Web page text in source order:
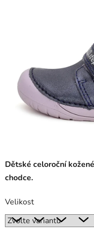
Dětské celoroční
chodce.
Velikost